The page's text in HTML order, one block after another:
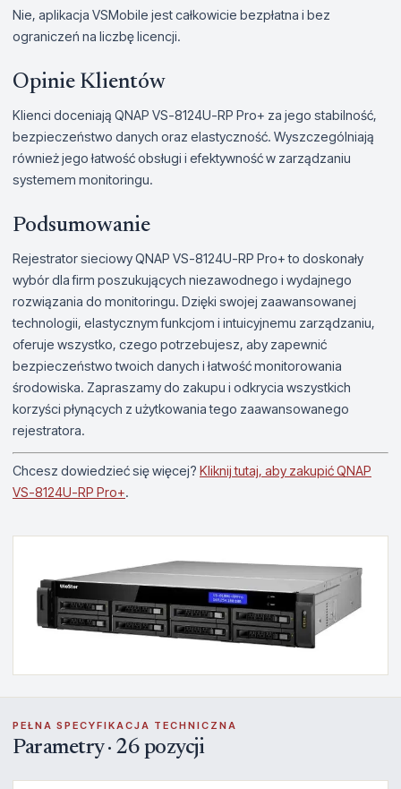
Nie, aplikacja VSMobile jest całkowicie bezpłatna i bez
ograniczeń na liczbę licencji.
Opinie Klientów
Klienci doceniają QNAP VS-8124U-RP Pro+ za jego stabilność,
bezpieczeństwo danych oraz elastyczność. Wyszczególniają
również jego łatwość obsługi i efektywność w zarządzaniu
systemem monitoringu.
Podsumowanie
Rejestrator sieciowy QNAP VS-8124U-RP Pro+ to doskonały
wybór dla firm poszukujących niezawodnego i wydajnego
rozwiązania do monitoringu. Dzięki swojej zaawansowanej
technologii, elastycznym funkcjom i intuicyjnemu zarządzaniu,
oferuje wszystko, czego potrzebujesz, aby zapewnić
bezpieczeństwo twoich danych i łatwość monitorowania
środowiska. Zapraszamy do zakupu i odkrycia wszystkich
korzyści płynących z użytkowania tego zaawansowanego
rejestratora.
Chcesz dowiedzieć się więcej? Kliknij tutaj, aby zakupić QNAP
VS-8124U-RP Pro+.
PEŁNA SPECYFIKACJA TECHNICZNA
Parametry · 26 pozycji